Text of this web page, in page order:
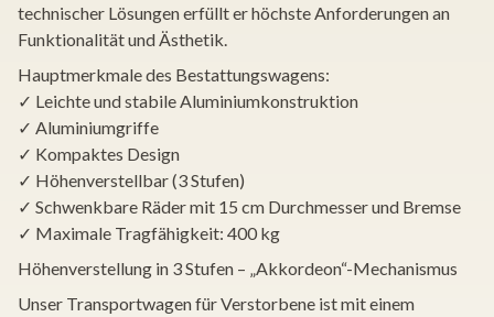
technischer Lösungen erfüllt er höchste Anforderungen an
Funktionalität und Ästhetik.
Hauptmerkmale des Bestattungswagens:
✓ Leichte und stabile Aluminiumkonstruktion
✓ Aluminiumgriffe
✓ Kompaktes Design
✓ Höhenverstellbar (3 Stufen)
✓ Schwenkbare Räder mit 15 cm Durchmesser und Bremse
✓ Maximale Tragfähigkeit: 400 kg
Höhenverstellung in 3 Stufen – „Akkordeon“-Mechanismus
Unser Transportwagen für Verstorbene ist mit einem